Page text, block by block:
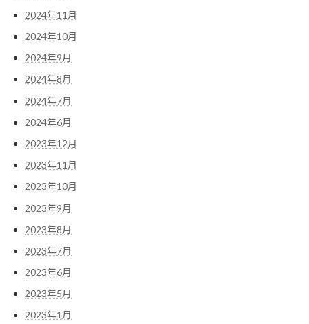
2024年11月
2024年10月
2024年9月
2024年8月
2024年7月
2024年6月
2023年12月
2023年11月
2023年10月
2023年9月
2023年8月
2023年7月
2023年6月
2023年5月
2023年1月